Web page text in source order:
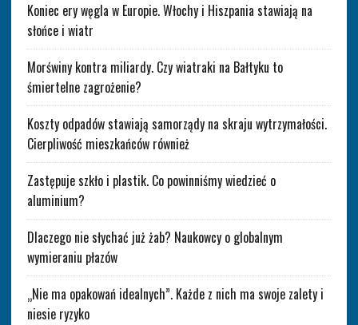
Koniec ery węgla w Europie. Włochy i Hiszpania stawiają na
słońce i wiatr
Morświny kontra miliardy. Czy wiatraki na Bałtyku to
śmiertelne zagrożenie?
Koszty odpadów stawiają samorządy na skraju wytrzymałości.
Cierpliwość mieszkańców również
Zastępuje szkło i plastik. Co powinniśmy wiedzieć o
aluminium?
Dlaczego nie słychać już żab? Naukowcy o globalnym
wymieraniu płazów
„Nie ma opakowań idealnych”. Każde z nich ma swoje zalety i
niesie ryzyko